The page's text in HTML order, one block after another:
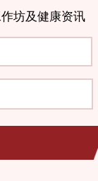
坊及健康资讯